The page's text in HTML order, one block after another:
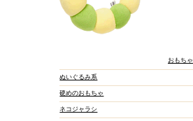
おもちゃ
ぬいぐるみ系
硬めのおもちゃ
ネコジャラシ